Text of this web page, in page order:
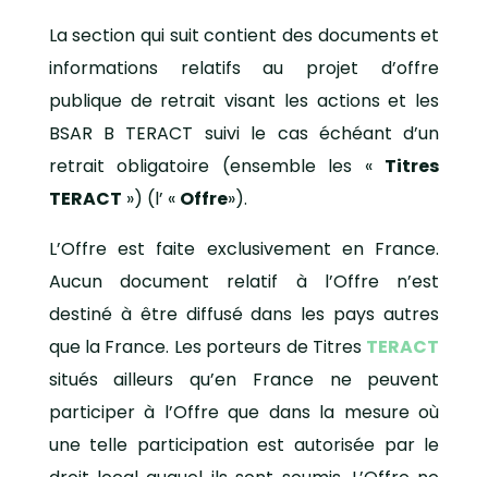
La section qui suit contient des documents et
informations relatifs au projet d’offre
publique de retrait visant les actions et les
BSAR B TERACT suivi le cas échéant d’un
retrait obligatoire (ensemble les « Titres
TERACT ») (l’ « Offre»).
L’Offre est faite exclusivement en France.
Aucun document relatif à l’Offre n’est
destiné à être diffusé dans les pays autres
que la France. Les porteurs de Titres TERACT
situés ailleurs qu’en France ne peuvent
participer à l’Offre que dans la mesure où
une telle participation est autorisée par le